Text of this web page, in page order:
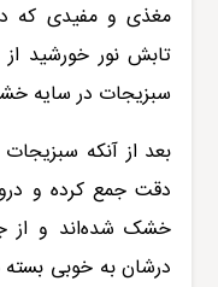
مغذی و مفیدی که
تابش نور خورشید
سبزیجات در سایه
بعد از آنکه
دقت جمع کرده و
خشک شده‌اند و از
درشان به خوبی